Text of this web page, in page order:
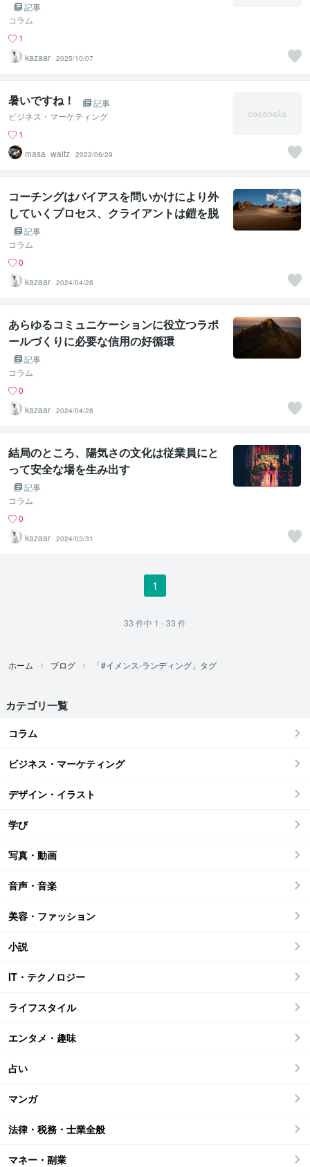
記事
コラム
1
kazaar 2025/10/07
暑いですね！
記事
ビジネス・マーケティング
1
masa_waltz 2022/06/29
コーチングはバイアスを問いかけにより外
していくプロセス、クライアントは鎧を脱
ぐイメージである。
記事
コラム
0
kazaar 2024/04/28
あらゆるコミュニケーションに役立つラポ
ールづくりに必要な信用の好循環
記事
コラム
0
kazaar 2024/04/28
結局のところ、陽気さの文化は従業員にと
って安全な場を生み出す
記事
コラム
0
kazaar 2024/03/31
1
33 件中 1 - 33 件
ホーム ブログ 「#イメンス-ランディング」タグ
カテゴリ一覧
コラム
ビジネス・マーケティング
デザイン・イラスト
学び
写真・動画
音声・音楽
美容・ファッション
小説
IT・テクノロジー
ライフスタイル
エンタメ・趣味
占い
マンガ
法律・税務・士業全般
マネー・副業